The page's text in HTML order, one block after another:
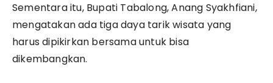
Sementara itu, Bupati Tabalong, Anang Syakhfiani,
mengatakan ada tiga daya tarik wisata yang
harus dipikirkan bersama untuk bisa
dikembangkan.